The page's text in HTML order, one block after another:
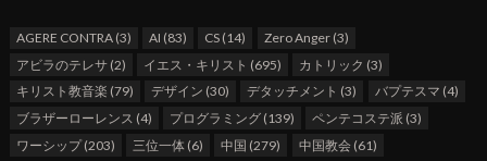
AGERE CONTRA(3) AI (83) CS (14) Zero Anger(3)
アビラのテレサ(2) イエス・キリスト (695) カトリック (3)
キリスト教音楽 (79) デザイン (30) デタッチメント (3) バプテスマ (4)
ブラザーローレンス (4) プログラミング (139) ペンテコステ派 (3)
ワーシップ(203) 三位一体 (6) 中国 (279) 中国教会(61)